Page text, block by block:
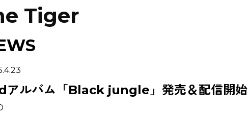
Tiger
アルバム「Black jungle」発売＆配信開始